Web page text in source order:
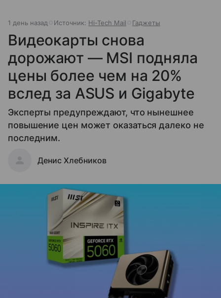
1 день назад Источник: Hi-Tech Mail Гаджеты
Видеокарты снова
дорожают — MSI подняла
цены более чем на 20%
вслед за ASUS и Gigabyte
Эксперты предупреждают, что нынешнее
повышение цен может оказаться далеко не
последним.
Денис Хлебников